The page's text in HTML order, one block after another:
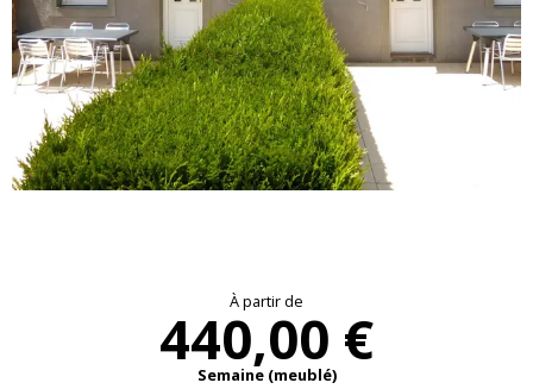
Ouverture et coordonnées
À partir de
440,00 €
Semaine (meublé)